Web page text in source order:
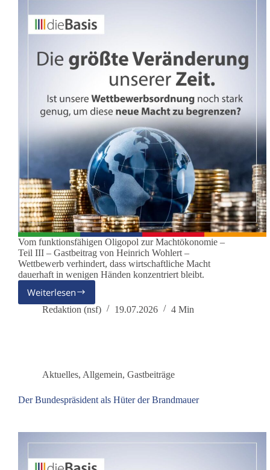
Vom funktionsfähigen Oligopol zur Machtökonomie –
Teil III – Gastbeitrag von Heinrich Wohlert –
Wettbewerb verhindert, dass wirtschaftliche Macht
dauerhaft in wenigen Händen konzentriert bleibt.
Weiterlesen
Wenn
wirtschaftliche
wird
Redaktion (nsf) 19.07.2026 4 Min
Aktuelles, Allgemein, Gastbeiträge
Der Bundespräsident als Hüter der Brandmauer